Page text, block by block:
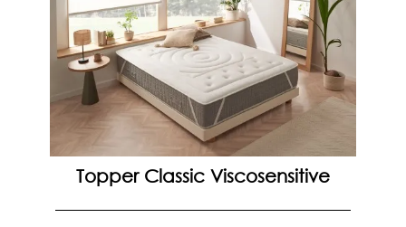
Topper Classic Viscosensitive